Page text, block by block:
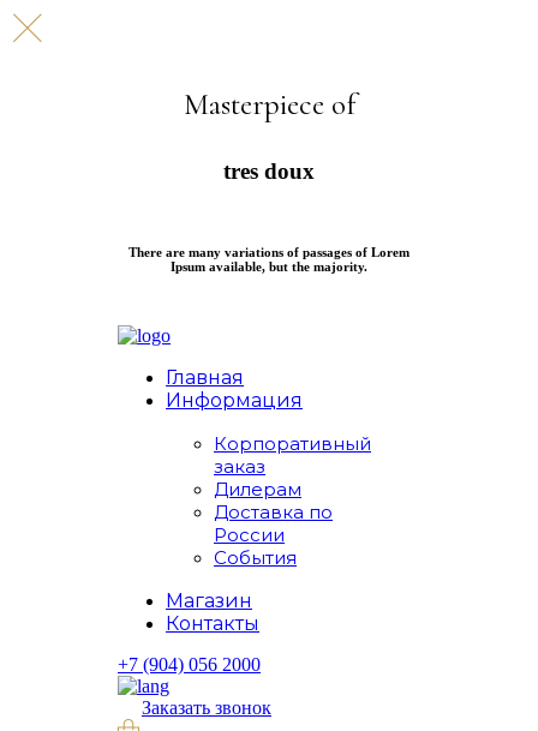
Masterpiece of
tres doux
There are many variations of passages of Lorem
Ipsum available, but the majority.
Главная
Информация
Корпоративный
заказ
Дилерам
Доставка по
России
События
Магазин
Контакты
+7 (904) 056 2000
Заказать звонок